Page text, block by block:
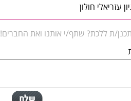
עזריאלי חולון
ת ללכת? שתף/י אותנו ואת החברים!